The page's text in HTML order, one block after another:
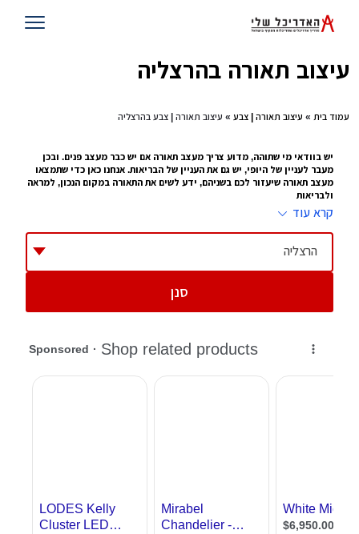
עיצוב תאורה בהרצליה
עמוד בית » עיצוב תאורה | צבע » עיצוב תאורה | צבע בהרצליה
יש בוודאי מי שתוהה, מדוע צריך מעצב תאורה אם יש כבר מעצב פנים. ובכן
מעבר לעניין של היופי, יש גם את העניין של הבריאות. אנחנו כאן כדי שתמצאו
מעצב תאורה שיעזור לכם בשניהם, ידע לשים את התאורה במקום הנכון, למראה
ולבריאות
ביממה, או נמצא בבית, קורא או מסתכל על טלוויזיה כמה שעות ביום , יודע איזו
השפעה יש לתאורה על העיניים שלו. זו הסיבה שמתוך
צמח לו תחום של
ההשפעה שלו על הבית יכולה להיות עצומה
תוודאו שהתאורה נמצאת במקום שילד לא יכול להגיע אליה
תוודאו שיש תאורה מספקת לקריאה ליד השולחן וליד המיטה
קרא עוד
הרצליה
סנן